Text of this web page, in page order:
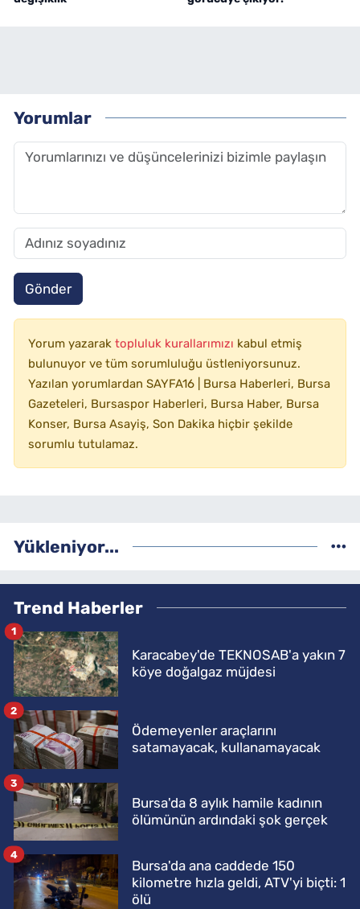
Yorumlar
Gönder
Yorum yazarak topluluk kurallarımızı kabul etmiş
bulunuyor ve tüm sorumluluğu üstleniyorsunuz.
Yazılan yorumlardan SAYFA16 | Bursa Haberleri, Bursa
Gazeteleri, Bursaspor Haberleri, Bursa Haber, Bursa
Konser, Bursa Asayiş, Son Dakika hiçbir şekilde
sorumlu tutulamaz.
Yükleniyor...
Trend Haberler
Karacabey'de TEKNOSAB'a yakın 7
köye doğalgaz müjdesi
1
Ödemeyenler araçlarını
satamayacak, kullanamayacak
2
Bursa'da 8 aylık hamile kadının
ölümünün ardındaki şok gerçek
3
Bursa'da ana caddede 150
kilometre hızla geldi, ATV'yi biçti: 1
ölü
4